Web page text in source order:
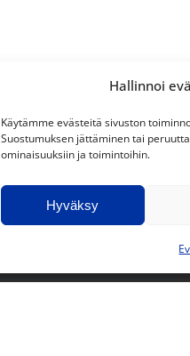
Hallinnoi
Käytämme evästeitä sivuston
Suostumuksen jättäminen tai
ominaisuuksiin ja toimintoihin.
Hyväksy